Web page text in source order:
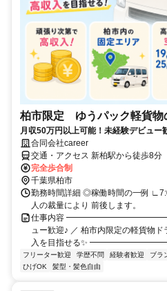
柏市限定 ゆうパック軽貨物
月収50万円以上可能！未経験デビュー
合同会社career
交通・アクセス 新柏駅から徒歩8分
完全歩合制
千葉県柏市
勤務時間詳細 ◎稼働時間の一例
人の裁量により 前後します。
仕事内容
ュー歓迎♪ ／ 柏市内限定の軽貨物
入を目指せる✨
フリーター歓迎 学歴不問 経験者歓迎 ブラ
ひげOK
髪型・髪色自由